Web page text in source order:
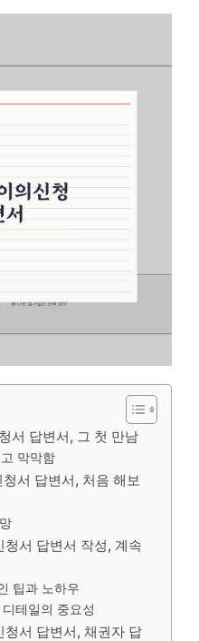
서 답변서, 그 첫 만남
막막함
서 답변서, 처음 해보
서 답변서 작성, 계속
팁과 노하우
테일의 중요성
서 답변서, 채권자 답